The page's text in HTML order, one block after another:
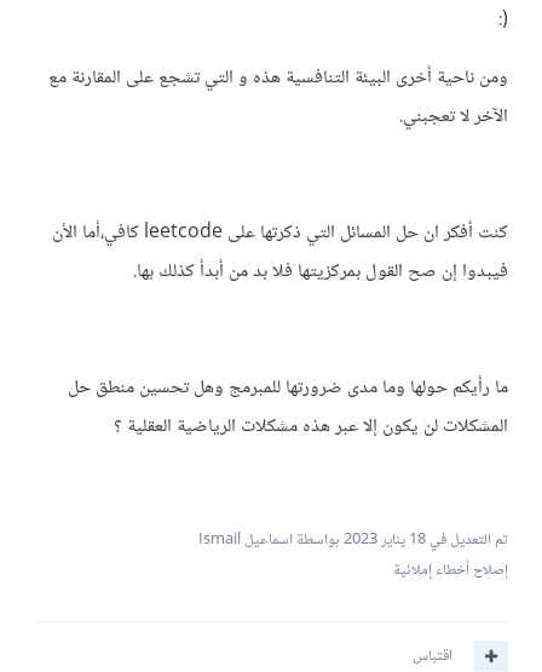
:
ومن ناحية أخرى البيئة التنافسية هذه و التي تشجع على المقارنة مع
الآخر لا تعجبني.
كنت أفكر ان حل المسائل التي ذكرتها على leetcode كافي،أما الأن
فيبدوا إن صح القول بمركزيتها فلا بد من أبدأ كذلك بها.
ما رأيكم حولها وما مدى ضرورتها للمبرمج وهل تحسين منطق حل
المشكلات لن يكون إلا عبر هذه مشكلات الرياضية العقلية ؟
تم التعديل في18 يناير 2023
بواسطة اسماعيل Ismail
إصلاح أخطاء إملائية
اقتباس